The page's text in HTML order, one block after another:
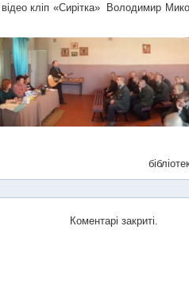
відео кліп «Сирітка» Володимир
Коментарі закриті.